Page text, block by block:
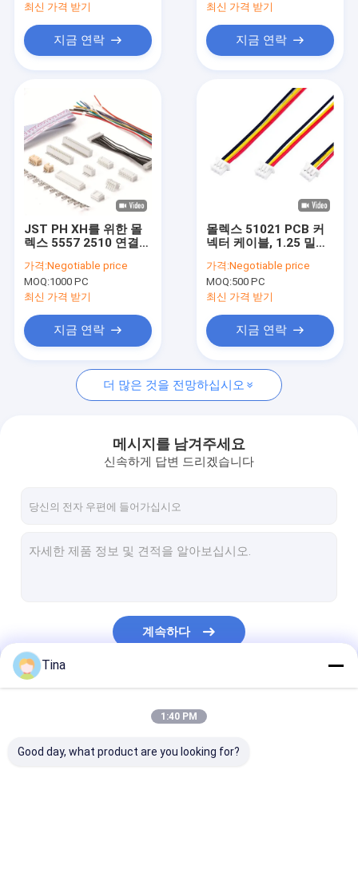
제품
비디오
우리 에 관한 것
저희와 연락
뉴스
카드 커넥터
C형 여성 커넥터
입력/출력 커넥터
전자 와이어 장비
최신 가격 받기
지금 연락
최신 가격 받기
지금 연락
JST PH XH를 위한 몰
렉스 5557 2510 연결기
가격:Negotiable price
MOQ:1000 PC
최신 가격 받기
지금 연락
몰렉스 51021 PCB 커
넥터 케이블, 1.25 밀리
하네스
가격:Negotiable price
MOQ:500 PC
최신 가격 받기
지금 연락
더 많은 것을 전망하십시오
메시지를 남겨주세요
신속하게 답변 드리겠습니다
계속하다
Tina
1:40 PM
Good day, what product are you looking for?